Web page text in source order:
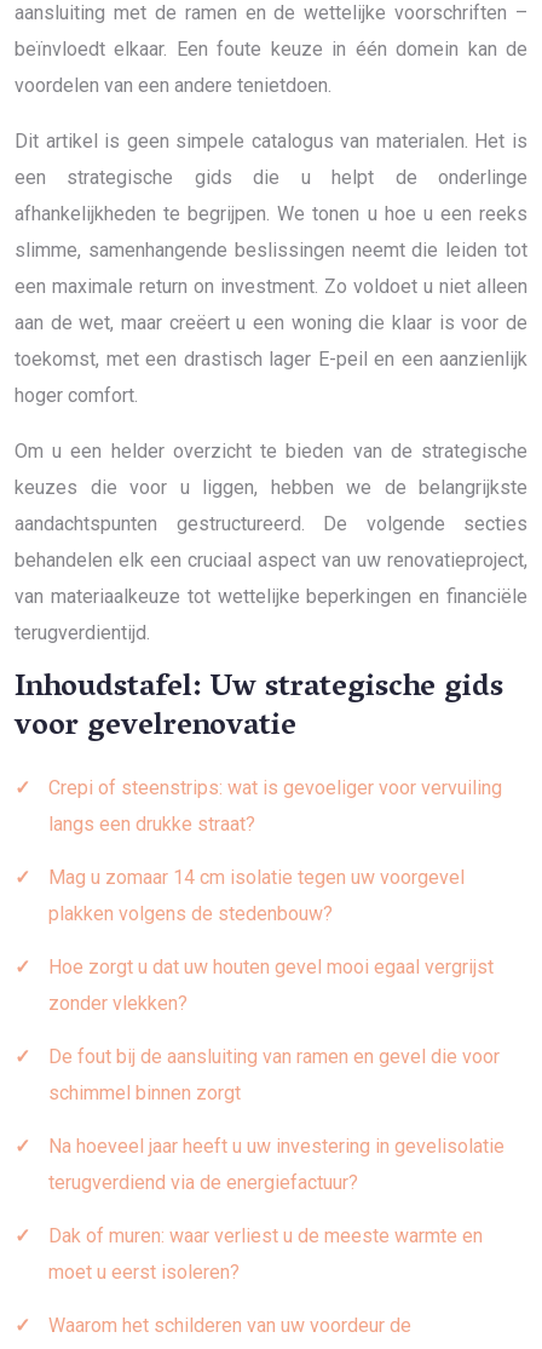
aansluiting met de ramen en de wettelijke voorschriften –
beïnvloedt elkaar. Een foute keuze in één domein kan de
voordelen van een andere tenietdoen.
Dit artikel is geen simpele catalogus van materialen. Het is
een strategische gids die u helpt de onderlinge
afhankelijkheden te begrijpen. We tonen u hoe u een reeks
slimme, samenhangende beslissingen neemt die leiden tot
een maximale return on investment. Zo voldoet u niet alleen
aan de wet, maar creëert u een woning die klaar is voor de
toekomst, met een drastisch lager E-peil en een aanzienlijk
hoger comfort.
Om u een helder overzicht te bieden van de strategische
keuzes die voor u liggen, hebben we de belangrijkste
aandachtspunten gestructureerd. De volgende secties
behandelen elk een cruciaal aspect van uw renovatieproject,
van materiaalkeuze tot wettelijke beperkingen en financiële
terugverdientijd.
Inhoudstafel: Uw strategische gids
voor gevelrenovatie
Crepi of steenstrips: wat is gevoeliger voor vervuiling
langs een drukke straat?
Mag u zomaar 14 cm isolatie tegen uw voorgevel
plakken volgens de stedenbouw?
Hoe zorgt u dat uw houten gevel mooi egaal vergrijst
zonder vlekken?
De fout bij de aansluiting van ramen en gevel die voor
schimmel binnen zorgt
Na hoeveel jaar heeft u uw investering in gevelisolatie
terugverdiend via de energiefactuur?
Dak of muren: waar verliest u de meeste warmte en
moet u eerst isoleren?
Waarom het schilderen van uw voordeur de